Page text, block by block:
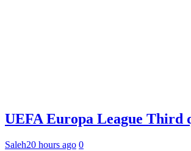
UEFA Europa League Third
Saleh20 hours ago 0